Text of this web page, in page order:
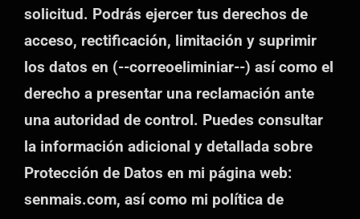
solicitud. Podrás ejercer tus derechos de
acceso, rectificación, limitación y suprimir
los datos en (--correoeliminiar--) así como el
derecho a presentar una reclamación ante
una autoridad de control. Puedes consultar
la información adicional y detallada sobre
Protección de Datos en mi página web:
senmais.com, así como mi política de